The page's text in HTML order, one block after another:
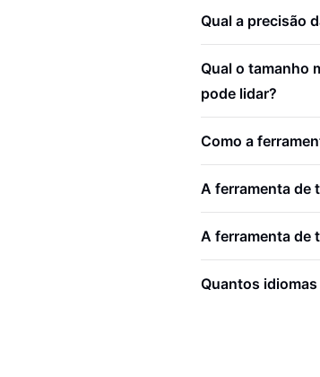
Qual a precisão
Qual o tamanho
pode lidar?
Como a
A ferramenta de
A ferramenta de
Quantos